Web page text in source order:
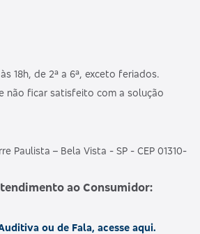
18h, de 2ª a 6ª, exceto feriados.
não ficar satisfeito com a solução
Paulista – Bela Vista - SP - CEP 01310-
ao Consumidor:
ou de Fala, acesse aqui.